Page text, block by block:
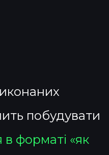
побудувати
форматі «як